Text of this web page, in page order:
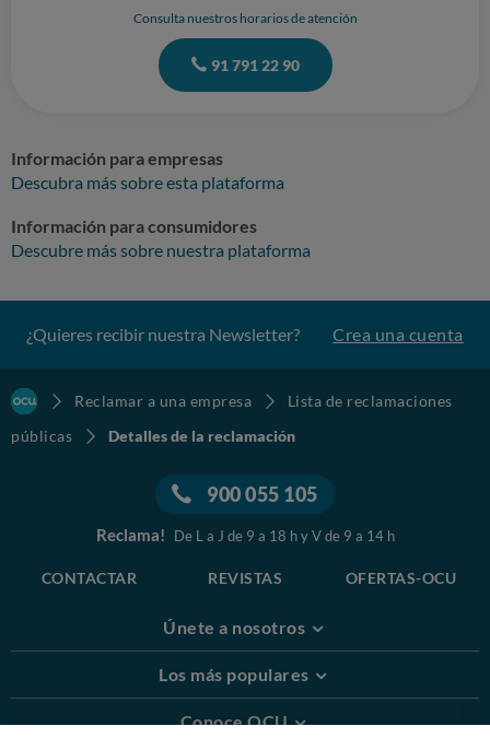
Consulta nuestros horarios de atención
91 791 22 90
Información para empresas
Descubra más sobre esta plataforma
Información para consumidores
Descubre más sobre nuestra plataforma
¿Quieres recibir nuestra Newsletter? Crea una cuenta
Reclamar a una empresa
Lista de reclamaciones
públicas
Detalles de la reclamación
900 055 105
Reclama! De L a J de 9 a 18 h y V de 9 a 14 h
CONTACTAR REVISTAS OFERTAS-OCU
Únete a nosotros
Los más populares
Conoce OCU